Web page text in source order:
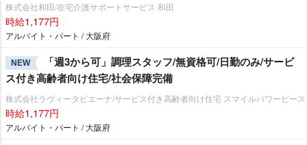
株式会社和田/在宅介護サポートサービス 和田
時給1,177円
アルバイト・パート / 大阪府
NEW
「週3から可」調理スタッフ/無資格可/日勤のみ/サービ
ス付き高齢者向け住宅/社会保障完備
株式会社ラヴィータピエーナ/サービス付き高齢者向け住宅 スマイルパワーピース
時給1,177円
アルバイト・パート / 大阪府